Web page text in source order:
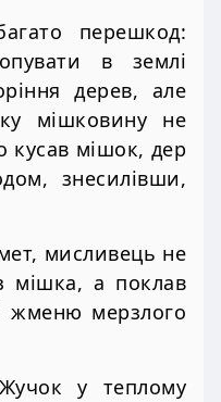
перешкод:
в землі
дерев, але
мішковину не
кусав мішок, дер
знесилівши,
мисливець не
мішка, а поклав
жменю мерзлого
у теплому